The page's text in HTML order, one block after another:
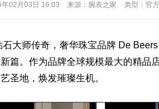
02月03日 16:03 来源：腕表之家 类型：官
大师传奇，奢华珠宝品牌 De Beers
篇。作为品牌全球规模最大的精品
圣地，焕发璀璨生机。